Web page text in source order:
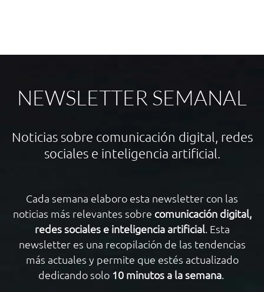
NEWSLETTER SEMANAL
Noticias sobre comunicación digital, redes
sociales e inteligencia artificial.
Cada semana elaboro esta newsletter con las
noticias más relevantes sobre comunicación digital,
redes sociales e inteligencia artificial. Esta
newsletter es una recopilación de las tendencias
más actuales y permite que estés actualizado
dedicando solo 10 minutos a la semana.